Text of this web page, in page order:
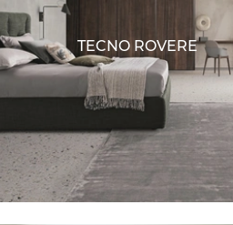
TECNO ROVERE